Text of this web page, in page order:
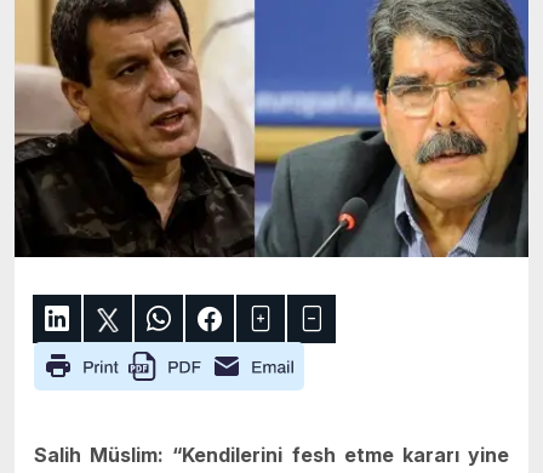
Salih Müslim: “Kendilerini fesh etme kararı yine